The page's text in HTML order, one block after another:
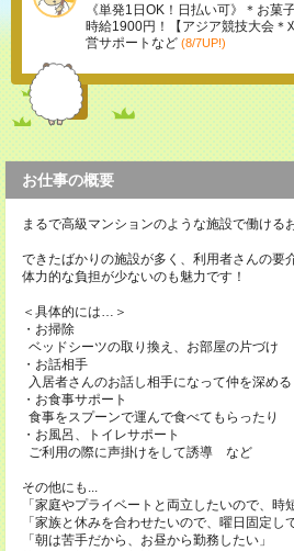
《単発1日OK！日払い可》＊お菓
時給1900円！【アジア競技大会＊
営サポートなど (8/7UP!)
お仕事の概要
まるで高級マンションのような施設で働ける
できたばかりの施設が多く、利用者さんの要
体力的な負担が少ないのも魅力です！
＜具体的には…＞
・お掃除
ベッドシーツの取り換え、お部屋の片づけ
・お話相手
入居者さんのお話し相手になって仲を深める
・お食事サポート
食事をスプーンで運んで食べてもらったり
・お風呂、トイレサポート
ご利用の際に声掛けをして誘導 など
その他にも...
「家庭やプライベートと両立したいので、時
「家族と休みを合わせたいので、曜日固定し
「朝は苦手だから、お昼から勤務したい」